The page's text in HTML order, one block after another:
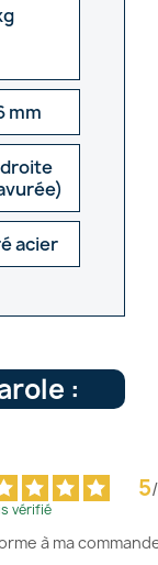
mm
acier
:
5/
vérifié
à ma